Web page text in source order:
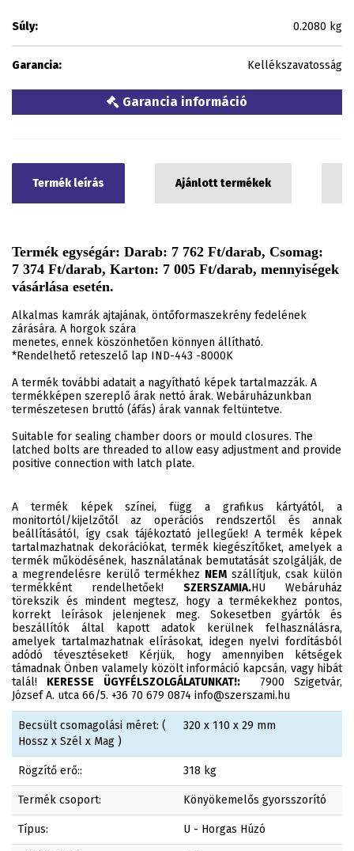
Súly: 0.2080 kg
Garancia: Kellékszavatosság
Garancia információ
Termék leírás Ajánlott termékek
Termék egységár: Darab: 7 762 Ft/darab, Csomag:
7 374 Ft/darab, Karton: 7 005 Ft/darab, mennyiségek
vásárlása esetén.
Alkalmas kamrák ajtajának, öntőformaszekrény fedelének
zárására. A horgok szára
menetes, ennek köszönhetően könnyen állítható.
*Rendelhető reteszelő lap IND-443 -8000K
A termék további adatait a nagyítható képek tartalmazzák. A
termékképen szereplő árak nettó árak. Webáruházunkban
természetesen bruttó (áfás) árak vannak feltüntetve.
Suitable for sealing chamber doors or mould closures. The
latched bolts are threaded to allow easy adjustment and provide
positive connection with latch plate.
A termék képek színei, függ a grafikus kártyától, a
monitortól/kijelzőtől az operációs rendszertől és annak
beállításától, így csak tájékoztató jellegűek! A termék képek
tartalmazhatnak dekorációkat, termék kiegészítőket, amelyek a
termék működésének, használatának bemutatását szolgálják, de
a megrendelésre kerülő termékhez NEM szállítjuk, csak külön
termékként rendelhetőek! SZERSZAMIA.HU Webáruház
törekszik és mindent megtesz, hogy a termékekhez pontos,
korrekt leírások jelenjenek meg. Sokesetben gyártók és
beszállítók által kapott adatok kerülnek felhasználásra,
amelyek tartalmazhatnak elírásokat, idegen nyelvi fordításból
adódó tévesztéseket! Kérjük, hogy amennyiben kétségek
támadnak Önben valamely közölt információ kapcsán, vagy hibát
talál! KERESSE ÜGYFÉLSZOLGÁLATUNKAT!:7900 Szigetvár,
József A. utca 66/5. +36 70 679 0874 info@szerszami.hu
Becsült csomagolási méret: (
Hossz x Szél x Mag )
320 x 110 x 29 mm
Rögzítő erő:: 318 kg
Termék csoport: Könyökemelős gyorsszorító
Típus: U - Horgas Húzó